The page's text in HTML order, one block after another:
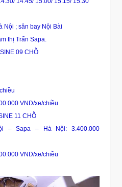
Nội ; sân bay Nội Bài
thị Trấn Sapa.
09 CHỖ
VND/xe/chiều
11 CHỖ
– Sapa – Hà Nội: 3.400.000
VND/xe/chiều